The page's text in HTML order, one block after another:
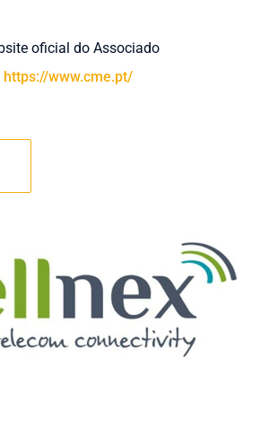
oficial do Associado
https://www.cme.pt/